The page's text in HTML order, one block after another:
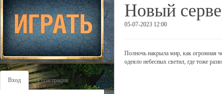
Вход Регистрация
Новый
05-07-2023 12:00
Полночь накрыла мир, как огромная
одеяло небесных светил, где тоже